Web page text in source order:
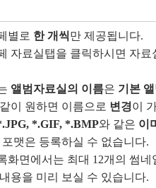
별로 한 개씩만 제공됩니다.
자료실탭을 클릭하시면 자
앨범자료실의 이름은 기본
이 원하면 이름으로 변경이
*.GIF, *.BMP와 같은 이
맷은 등록하실 수 없습니다.
화면에서는 최대 12개의 썸
용을 미리 보실 수 있습니다.